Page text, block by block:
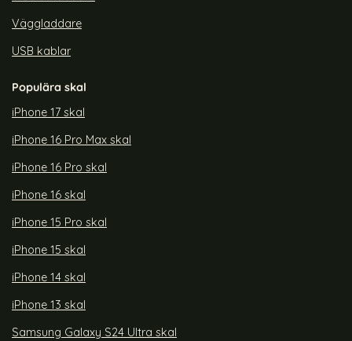
Väggladdare
USB kablar
Populära skal
iPhone 17 skal
iPhone 16 Pro Max skal
iPhone 16 Pro skal
iPhone 16 skal
iPhone 15 Pro skal
iPhone 15 skal
iPhone 14 skal
iPhone 13 skal
Samsung Galaxy S24 Ultra skal